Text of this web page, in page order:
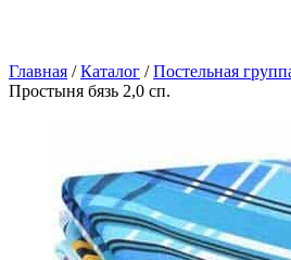
Главная / Каталог / Постельная
Простыня бязь 2,0 сп.